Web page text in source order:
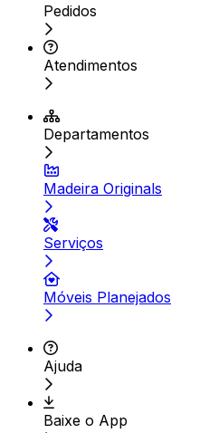
Pedidos
Atendimentos
Departamentos
Madeira Originals
Serviços
Móveis Planejados
Ajuda
Baixe o App